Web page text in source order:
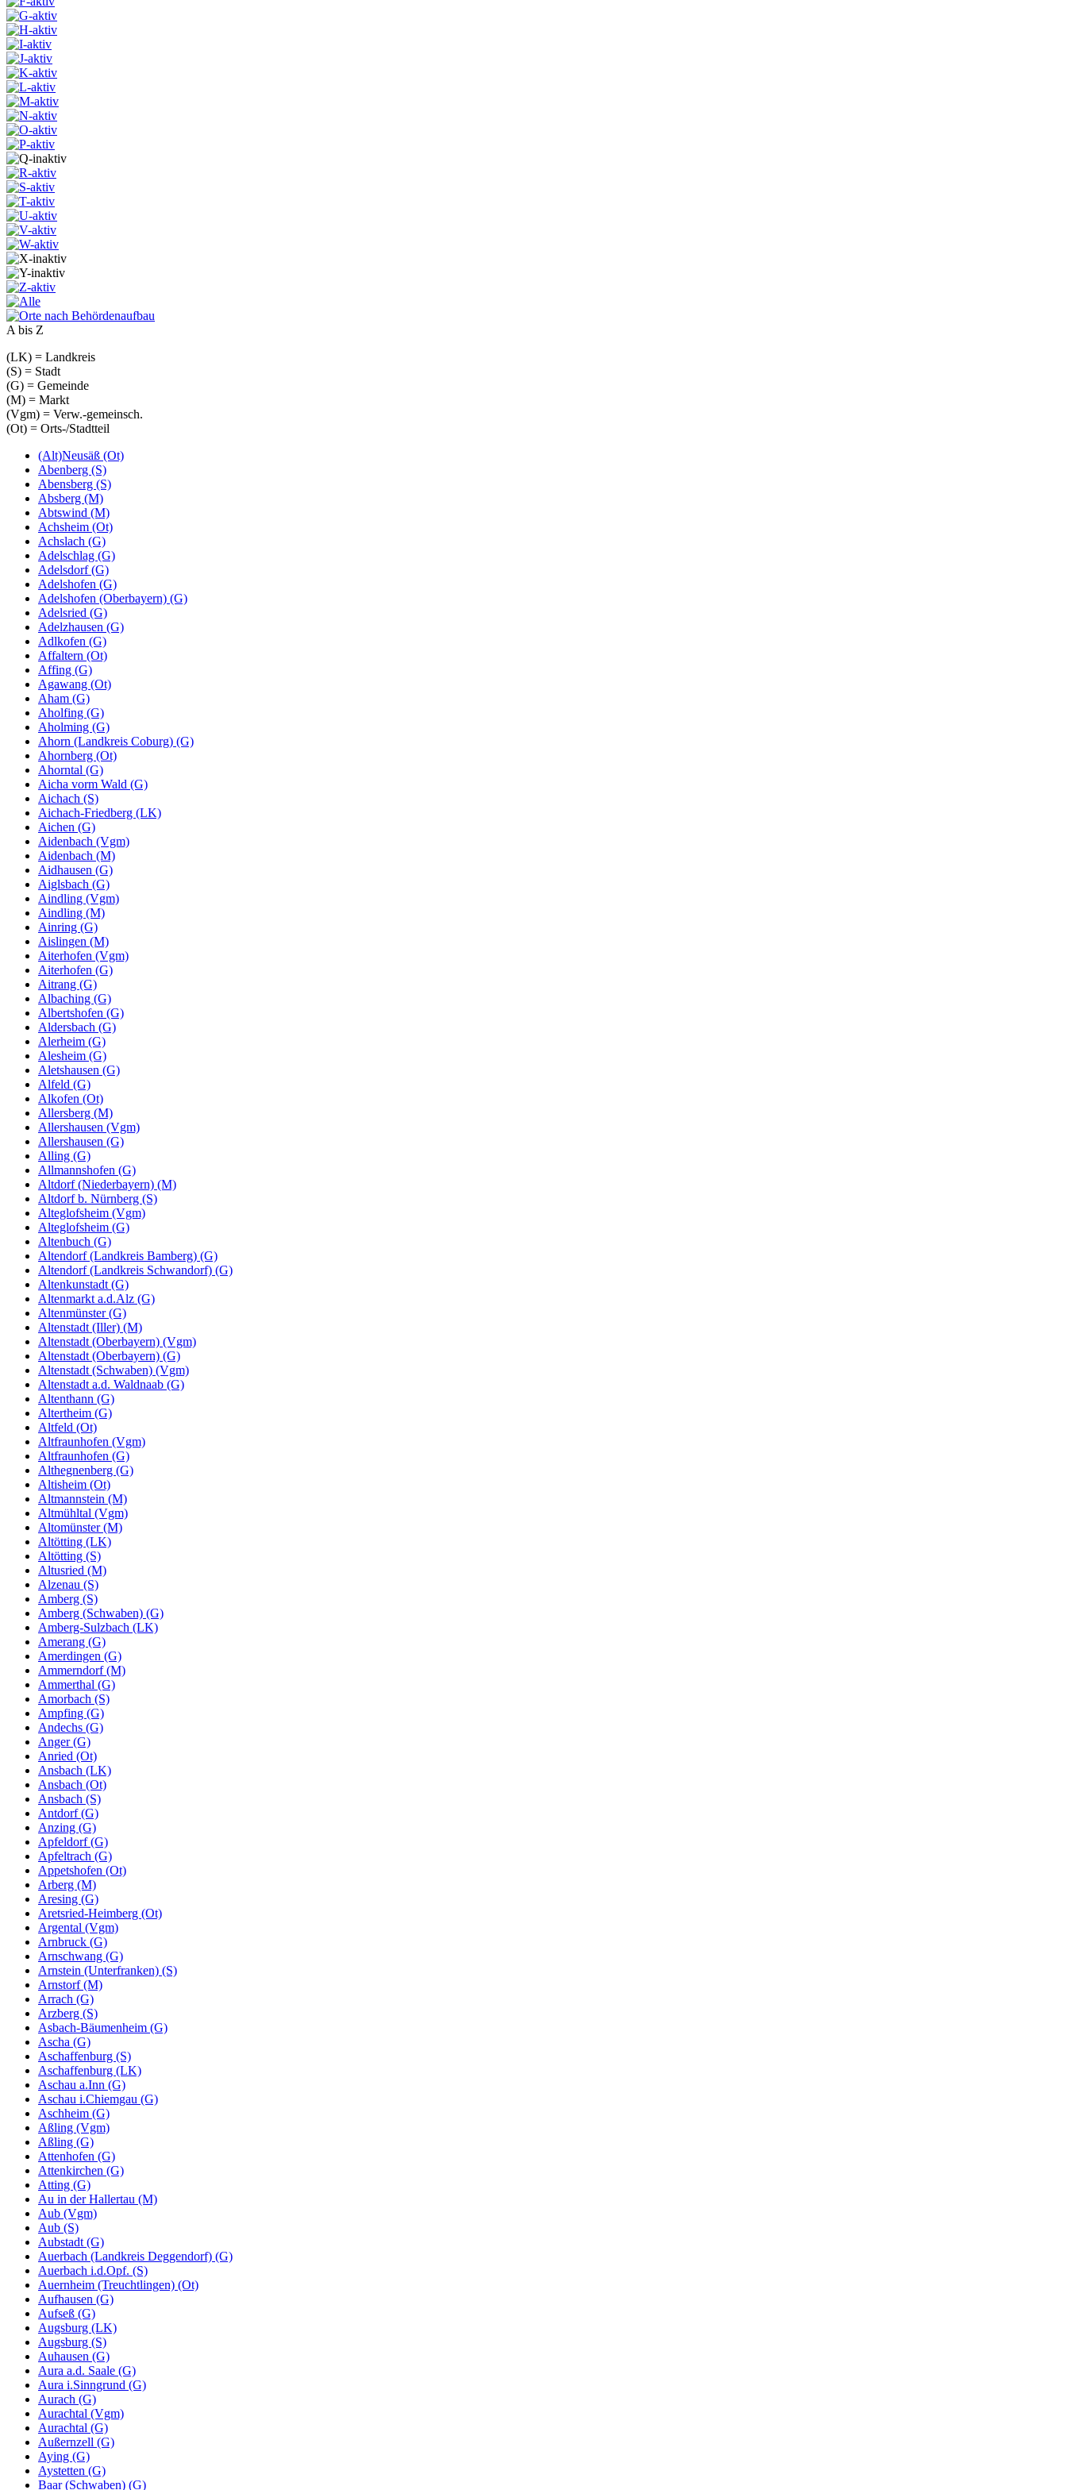
A bis Z
(LK) = Landkreis
(S) = Stadt
(G) = Gemeinde
(M) = Markt
(Vgm) = Verw.-gemeinsch.
(Ot) = Orts-/Stadtteil
(Alt)Neusäß (Ot)
Abenberg (S)
Abensberg (S)
Absberg (M)
Abtswind (M)
Achsheim (Ot)
Achslach (G)
Adelschlag (G)
Adelsdorf (G)
Adelshofen (G)
Adelshofen (Oberbayern) (G)
Adelsried (G)
Adelzhausen (G)
Adlkofen (G)
Affaltern (Ot)
Affing (G)
Agawang (Ot)
Aham (G)
Aholfing (G)
Aholming (G)
Ahorn (Landkreis Coburg) (G)
Ahornberg (Ot)
Ahorntal (G)
Aicha vorm Wald (G)
Aichach (S)
Aichach-Friedberg (LK)
Aichen (G)
Aidenbach (Vgm)
Aidenbach (M)
Aidhausen (G)
Aiglsbach (G)
Aindling (Vgm)
Aindling (M)
Ainring (G)
Aislingen (M)
Aiterhofen (Vgm)
Aiterhofen (G)
Aitrang (G)
Albaching (G)
Albertshofen (G)
Aldersbach (G)
Alerheim (G)
Alesheim (G)
Aletshausen (G)
Alfeld (G)
Alkofen (Ot)
Allersberg (M)
Allershausen (Vgm)
Allershausen (G)
Alling (G)
Allmannshofen (G)
Altdorf (Niederbayern) (M)
Altdorf b. Nürnberg (S)
Alteglofsheim (Vgm)
Alteglofsheim (G)
Altenbuch (G)
Altendorf (Landkreis Bamberg) (G)
Altendorf (Landkreis Schwandorf) (G)
Altenkunstadt (G)
Altenmarkt a.d.Alz (G)
Altenmünster (G)
Altenstadt (Iller) (M)
Altenstadt (Oberbayern) (Vgm)
Altenstadt (Oberbayern) (G)
Altenstadt (Schwaben) (Vgm)
Altenstadt a.d. Waldnaab (G)
Altenthann (G)
Altertheim (G)
Altfeld (Ot)
Altfraunhofen (Vgm)
Altfraunhofen (G)
Althegnenberg (G)
Altisheim (Ot)
Altmannstein (M)
Altmühltal (Vgm)
Altomünster (M)
Altötting (LK)
Altötting (S)
Altusried (M)
Alzenau (S)
Amberg (S)
Amberg (Schwaben) (G)
Amberg-Sulzbach (LK)
Amerang (G)
Amerdingen (G)
Ammerndorf (M)
Ammerthal (G)
Amorbach (S)
Ampfing (G)
Andechs (G)
Anger (G)
Anried (Ot)
Ansbach (LK)
Ansbach (Ot)
Ansbach (S)
Antdorf (G)
Anzing (G)
Apfeldorf (G)
Apfeltrach (G)
Appetshofen (Ot)
Arberg (M)
Aresing (G)
Aretsried-Heimberg (Ot)
Argental (Vgm)
Arnbruck (G)
Arnschwang (G)
Arnstein (Unterfranken) (S)
Arnstorf (M)
Arrach (G)
Arzberg (S)
Asbach-Bäumenheim (G)
Ascha (G)
Aschaffenburg (S)
Aschaffenburg (LK)
Aschau a.Inn (G)
Aschau i.Chiemgau (G)
Aschheim (G)
Aßling (Vgm)
Aßling (G)
Attenhofen (G)
Attenkirchen (G)
Atting (G)
Au in der Hallertau (M)
Aub (Vgm)
Aub (S)
Aubstadt (G)
Auerbach (Landkreis Deggendorf) (G)
Auerbach i.d.Opf. (S)
Auernheim (Treuchtlingen) (Ot)
Aufhausen (G)
Aufseß (G)
Augsburg (LK)
Augsburg (S)
Auhausen (G)
Aura a.d. Saale (G)
Aura i.Sinngrund (G)
Aurach (G)
Aurachtal (Vgm)
Aurachtal (G)
Außernzell (G)
Aying (G)
Aystetten (G)
Baar (Schwaben) (G)